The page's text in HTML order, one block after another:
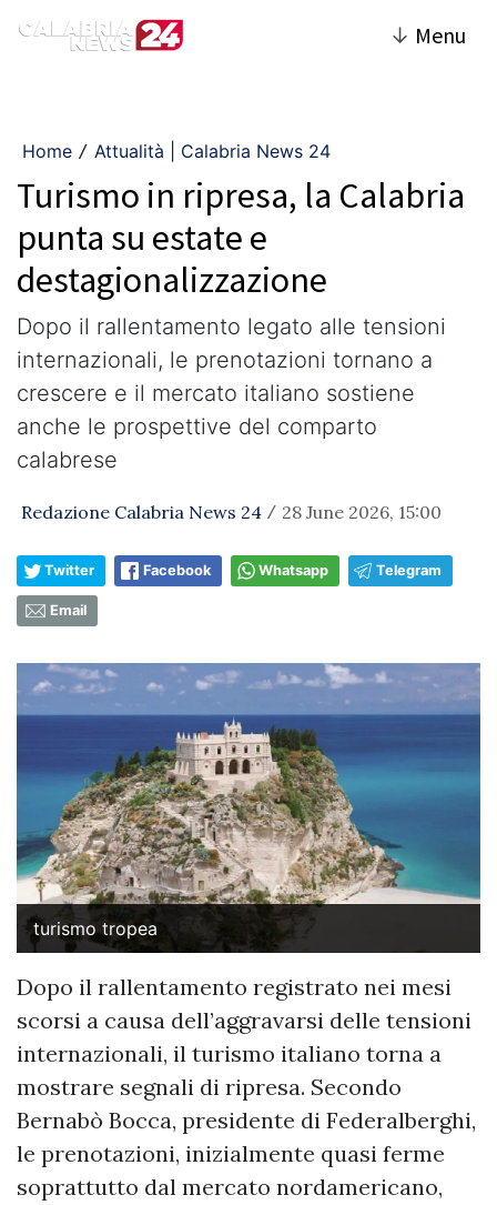
↓ Menu
Home / Attualità | Calabria News 24
Turismo in ripresa, la Calabria
punta su estate e
destagionalizzazione
Dopo il rallentamento legato alle tensioni
internazionali, le prenotazioni tornano a
crescere e il mercato italiano sostiene
anche le prospettive del comparto
calabrese
Redazione Calabria News 24 / 28 June 2026, 15:00
Twitter Facebook Whatsapp Telegram
Email
turismo tropea
Dopo il rallentamento registrato nei mesi
scorsi a causa dell’aggravarsi delle tensioni
internazionali, il turismo italiano torna a
mostrare segnali di ripresa. Secondo
Bernabò Bocca, presidente di Federalberghi,
le prenotazioni, inizialmente quasi ferme
soprattutto dal mercato nordamericano,